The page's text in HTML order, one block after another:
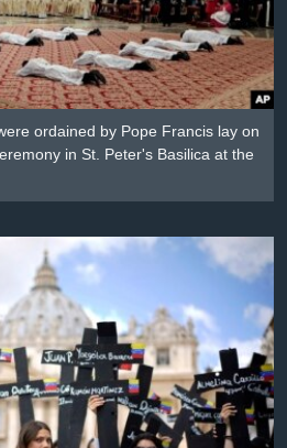
ordained by Pope Francis lay on
in St. Peter's Basilica at the